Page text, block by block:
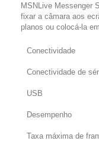
MSNLive Messenger
fixar a câmara aos
planos ou colocá-la
Conectividade
Conectividade de
USB
Desempenho
Taxa máxima de